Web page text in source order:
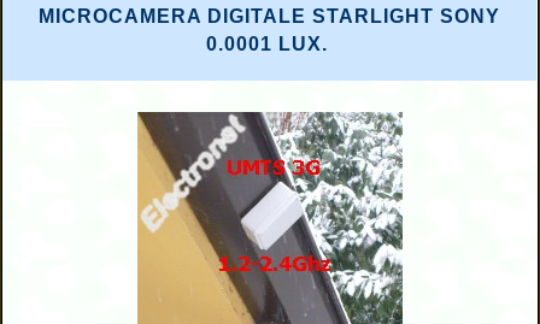
MICROCAMERA DIGITALE STARLIGHT SONY
0.0001 LUX.